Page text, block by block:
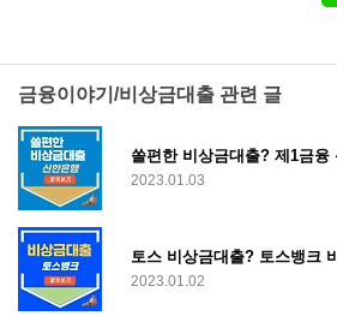
금융이야기/비상금대출 관련 글
2023.01.03
2023.01.02